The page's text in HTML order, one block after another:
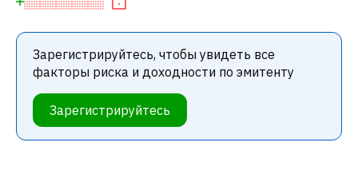
Зарегистрируйтесь, чтобы увидеть все
факторы риска и доходности по эмитенту
Зарегистрируйтесь